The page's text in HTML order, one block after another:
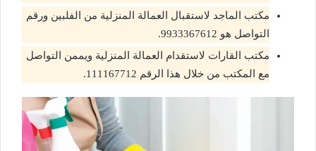
مكتب الماجد لاستقبال العمالة المنزلية من الفلبين ورقم
التواصل هو 9933367612.
مكتب القارات لاستقدام العمالة المنزلية ويممن التواصل
مع المكتب من خلال هذا الرقم 111167712.